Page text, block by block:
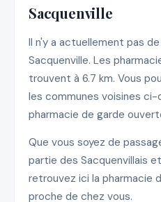
Sacquenville
Il n'y a actuellement pas
Sacquenville. Les
trouvent à 6.7 km. Vous
les communes voisines
pharmacie de garde
Que vous soyez de
partie des Sacquenvillais
retrouvez ici la pharmacie
proche de chez vous.